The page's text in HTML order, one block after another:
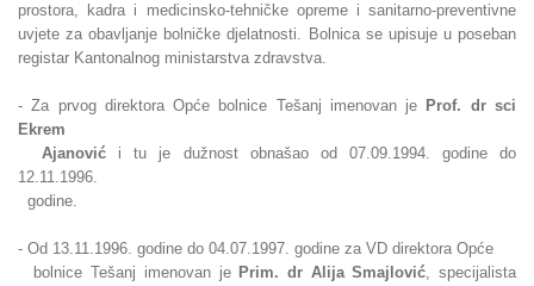
prostora, kadra i medicinsko-tehničke opreme i sanitarno-preventivne
uvjete za obavljanje bolničke djelatnosti. Bolnica se upisuje u poseban
registar Kantonalnog ministarstva zdravstva.
- Za prvog direktora Opće bolnice Tešanj imenovan je Prof. dr sci
Ekrem
Ajanović i tu je dužnost obnašao od 07.09.1994. godine do
12.11.1996.
godine.
- Od 13.11.1996. godine do 04.07.1997. godine za VD direktora Opće
bolnice Tešanj imenovan je Prim. dr Alija Smajlović, specijalista